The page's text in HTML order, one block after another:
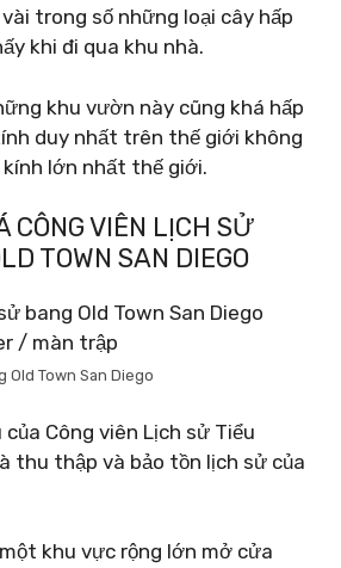
trong số những loại cây hấp
khi đi qua khu nhà.
khu vườn này cũng khá hấp
duy nhất trên thế giới không
lớn nhất thế giới.
CÔNG VIÊN LỊCH SỬ
TOWN SAN DIEGO
/ màn trập
Old Town San Diego
Công viên Lịch sử Tiểu
thu thập và bảo tồn lịch sử của
khu vực rộng lớn mở cửa